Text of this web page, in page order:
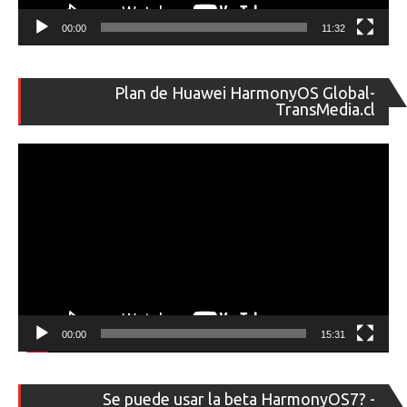
00:00 11:32
Plan de Huawei HarmonyOS Global-
TransMedia.cl
de
00:00 15:31
Se puede usar la beta HarmonyOS7? -